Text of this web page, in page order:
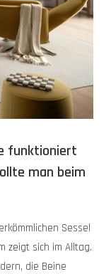
funktioniert
man beim
Sessel
zeigt sich im Alltag.
die Beine